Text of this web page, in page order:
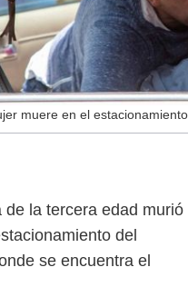
muere en el
la tercera edad murió
del
se encuentra el